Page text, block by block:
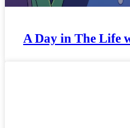
A Day in The Life